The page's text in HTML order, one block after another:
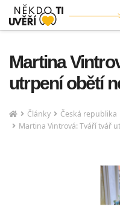
Martina
utrpení obětí
Články
Česká republika
Martina Vintrová: Tváří tvář